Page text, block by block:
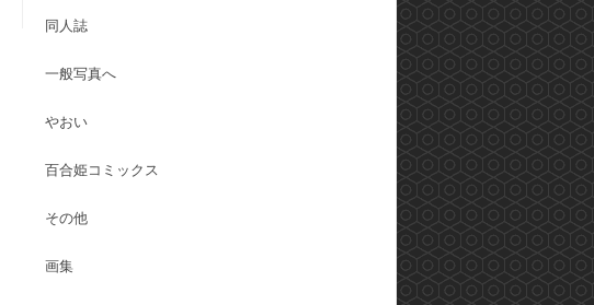
同人誌
一般写真へ
やおい
百合姫コミックス
その他
画集